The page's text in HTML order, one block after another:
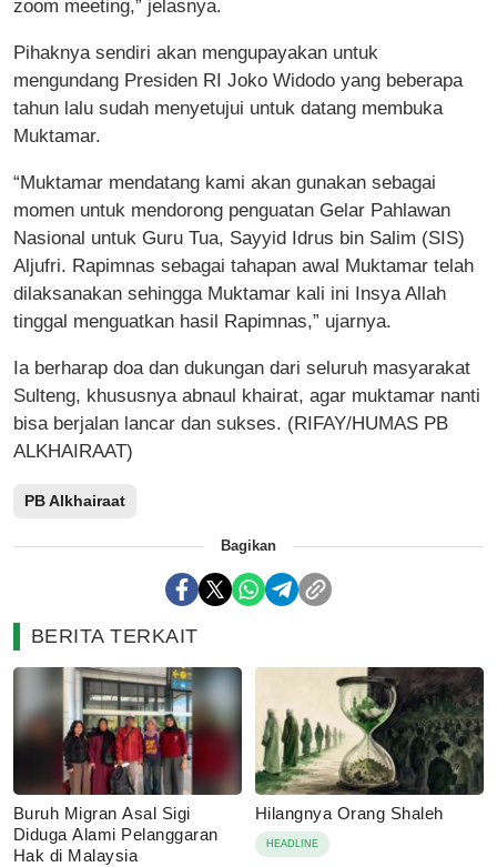
zoom meeting,” jelasnya.
Pihaknya sendiri akan mengupayakan untuk
mengundang Presiden RI Joko Widodo yang beberapa
tahun lalu sudah menyetujui untuk datang membuka
Muktamar.
“Muktamar mendatang kami akan gunakan sebagai
momen untuk mendorong penguatan Gelar Pahlawan
Nasional untuk Guru Tua, Sayyid Idrus bin Salim (SIS)
Aljufri. Rapimnas sebagai tahapan awal Muktamar telah
dilaksanakan sehingga Muktamar kali ini Insya Allah
tinggal menguatkan hasil Rapimnas,” ujarnya.
Ia berharap doa dan dukungan dari seluruh masyarakat
Sulteng, khususnya abnaul khairat, agar muktamar nanti
bisa berjalan lancar dan sukses. (RIFAY/HUMAS PB
ALKHAIRAAT)
PB Alkhairaat
Bagikan
BERITA TERKAIT
Buruh Migran Asal Sigi
Diduga Alami Pelanggaran
Hak di Malaysia
Hilangnya Orang Shaleh
HEADLINE